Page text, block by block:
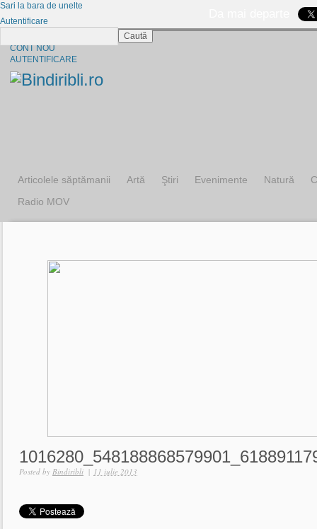
CONT NOU
AUTENTIFICARE
Articolele săptămanii Artă Ştiri Evenimente Natură
Radio MOV
Posted by Bindiribli | 11 iulie 2013
Sari la bara de unelte
Autentificare
Caută